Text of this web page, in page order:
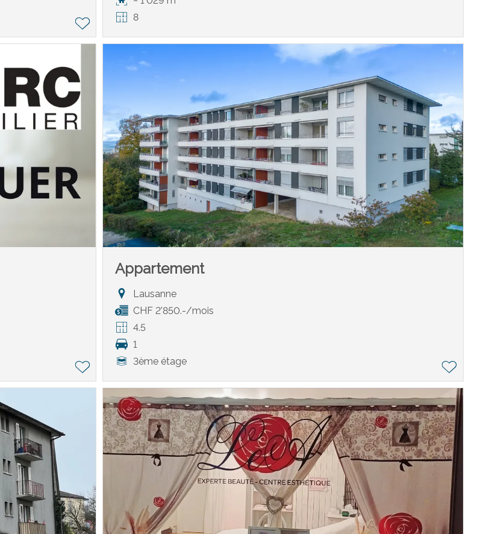
8
Appartement
Lausanne
CHF 2'850.-/mois
4.5
1
3ème étage